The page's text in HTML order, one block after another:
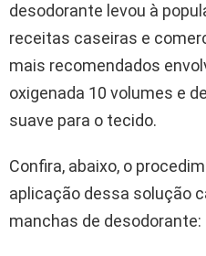
desodorante levou à
receitas caseiras e
mais recomendados
oxigenada 10 volumes e
suave para o tecido.
Confira, abaixo, o
aplicação dessa solução
manchas de desodorante: